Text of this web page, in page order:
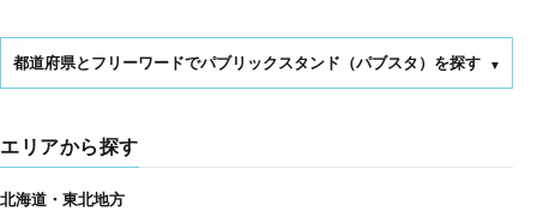
都道府県とフリーワードでパブリックスタンド（パブスタ）を探す
エリアから探す
北海道・東北地方